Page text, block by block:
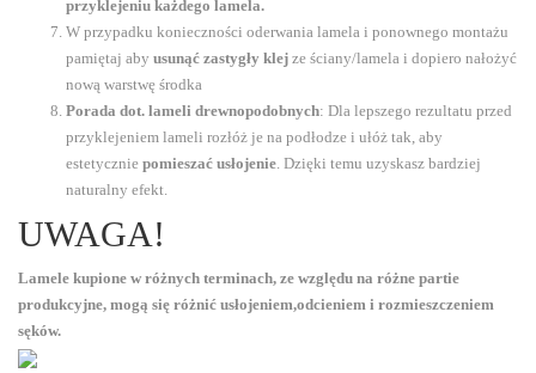
przyklejeniu każdego lamela.
W przypadku konieczności oderwania lamela i ponownego montażu
pamiętaj aby usunąć zastygły klej ze ściany/lamela i dopiero nałożyć
nową warstwę środka
Porada dot. lameli drewnopodobnych: Dla lepszego rezultatu przed
przyklejeniem lameli rozłóż je na podłodze i ułóż tak, aby
estetycznie pomieszać usłojenie. Dzięki temu uzyskasz bardziej
naturalny efekt.
UWAGA!
Lamele kupione w różnych terminach, ze względu na różne partie
produkcyjne, mogą się różnić usłojeniem,odcieniem i rozmieszczeniem
sęków.